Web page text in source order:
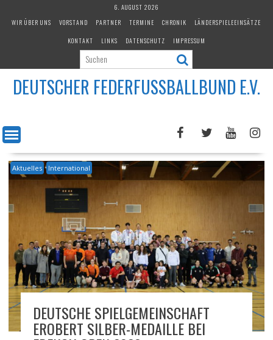
6. AUGUST 2026
WIR ÜBER UNS
VORSTAND PARTNER TERMINE CHRONIK
LÄNDERSPIELEEINSÄTZE
KONTAKT
LINKS DATENSCHUTZ IMPRESSUM
DEUTSCHER FEDERFUSSBALLBUND E.V.
Aktuelles International
DEUTSCHE SPIELGEMEINSCHAFT
EROBERT SILBER-MEDAILLE BEI